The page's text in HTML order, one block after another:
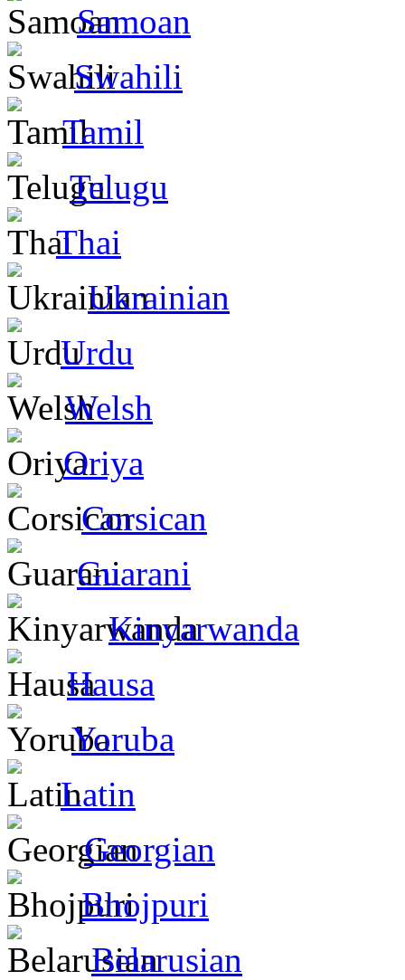
Samoan
Swahili
Tamil
Telugu
Thai
Ukrainian
Urdu
Welsh
Oriya
Corsican
Guarani
Kinyarwanda
Hausa
Yoruba
Latin
Georgian
Bhojpuri
Belarusian